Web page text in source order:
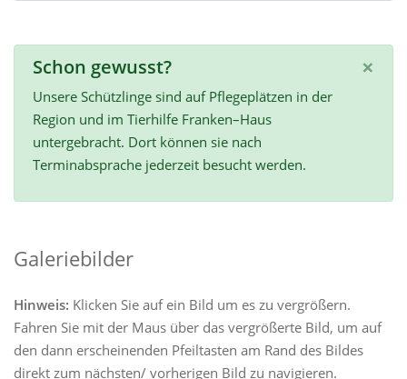
×
Schon gewusst?
Unsere Schützlinge sind auf Pflegeplätzen in der
Region und im Tierhilfe Franken–Haus
untergebracht. Dort können sie nach
Terminabsprache jederzeit besucht werden.
Galeriebilder
Hinweis: Klicken Sie auf ein Bild um es zu vergrößern.
Fahren Sie mit der Maus über das vergrößerte Bild, um auf
den dann erscheinenden Pfeiltasten am Rand des Bildes
direkt zum nächsten/ vorherigen Bild zu navigieren.